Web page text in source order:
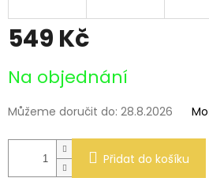
549 Kč
cena:
Na objednání
Můžeme doručit do: 28.8.2026
Přidat do košíku